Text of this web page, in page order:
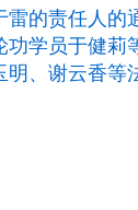
雷的责任人的
学员于健莉
、谢云香